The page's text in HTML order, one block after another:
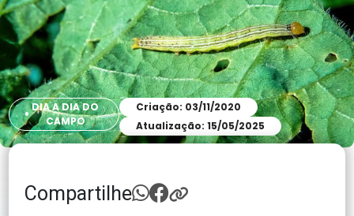
DIA A DIA DO
CAMPO
Criação: 03/11/2020
Atualização: 15/05/2025
Compartilhe